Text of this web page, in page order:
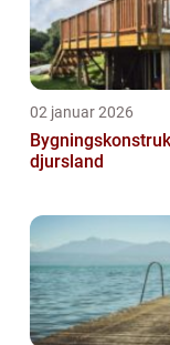
02 januar 2026
djursland